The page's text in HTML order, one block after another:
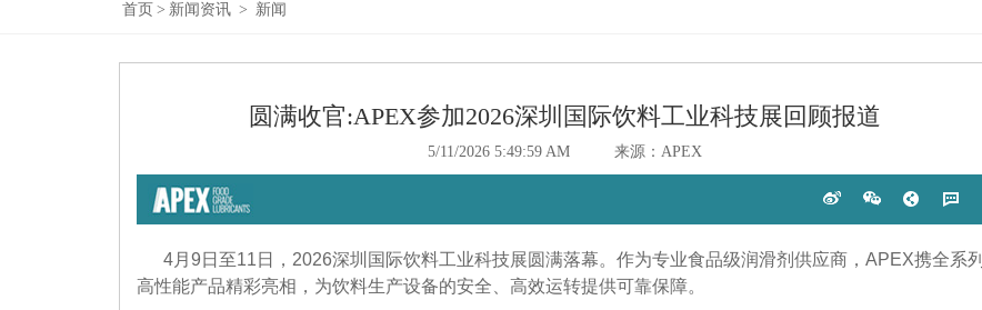
首页 > 新闻资讯 > 新闻
圆满收官:APEX参加2026深圳国际饮料工业科技展回顾报道
5/11/2026 5:49:59 AM 来源：APEX
4月9日至11日，2026深圳国际饮料工业科技展圆满落幕。作为专业食品级润滑剂供应商，APEX携全系列
高性能产品精彩亮相，为饮料生产设备的安全、高效运转提供可靠保障。